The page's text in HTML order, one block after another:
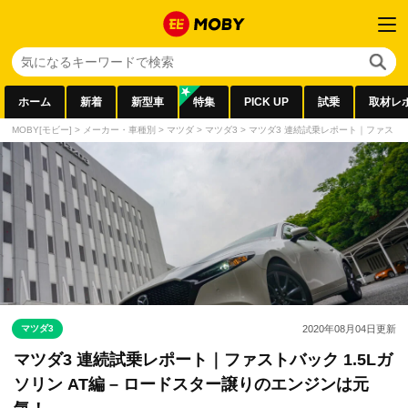
ホーム 新着 新型車 特集 PICK UP 試乗 取材レ
MOBY[モビー] > メーカー・車種別 > マツダ > マツダ3 > マツダ3 連続試乗レポート｜ファス
マツダ3 2020年08月04日更新
マツダ3 連続試乗レポート｜ファストバック 1.5Lガ
ソリン AT編 – ロードスター譲りのエンジンは元